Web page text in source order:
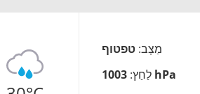
מַצָב: טפטוף
לַחַץ: 1003 hPa